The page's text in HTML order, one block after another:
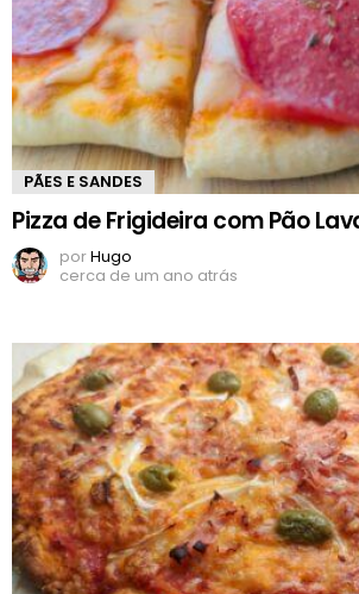
PÃES E SANDES
Pizza de Frigideira com Pão
porHugo
cerca de um ano atrás